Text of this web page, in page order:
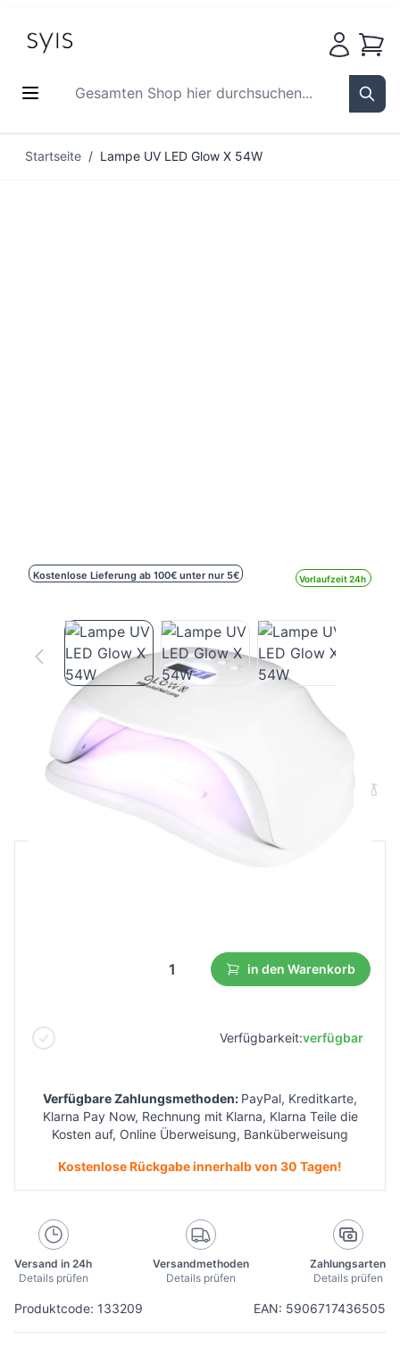
Gesamten Shop hier durchsuchen...
Startseite / Lampe UV LED Glow X 54W
Kostenlose Lieferung ab 100€ unter nur 5€ Vorlaufzeit 24h
Lampe UV LED Glow X 54W
Produktcode: 133209 EAN: 5906717436505
Endverbraucherpreis
in den Warenkorb
Verfügbarkeit:verfügbar
Verfügbare Zahlungsmethoden: PayPal, Kreditkarte,
Klarna Pay Now, Rechnung mit Klarna, Klarna Teile die
Kosten auf, Online Überweisung, Banküberweisung
Kostenlose Rückgabe innerhalb von 30 Tagen!
Versand in 24h
Details prüfen
Versandmethoden
Details prüfen
Zahlungsarten
Details prüfen